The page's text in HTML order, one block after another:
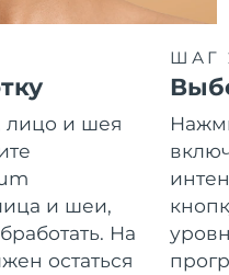
лицо и шея
и шеи,
На
остаться
ШАГ